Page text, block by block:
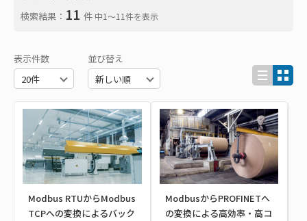
検索結果： 11 件 中1〜11件を表示
表示件数 並び替え
Modbus RTUからModbus
TCPへの変換によるバック
ModbusからPROFINETへ
の変換による高効率・高コ